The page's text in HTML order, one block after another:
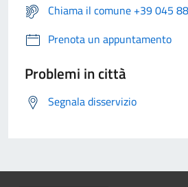
Chiama il comune +39 045
Prenota un appuntamento
Problemi in città
Segnala disservizio